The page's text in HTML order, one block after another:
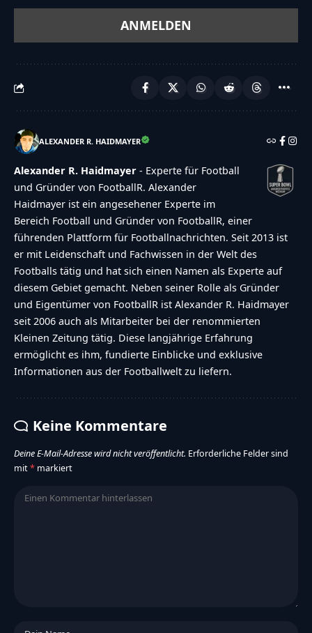
ALEXANDER R. HAIDMAYER
Alexander R. Haidmayer - Experte für Football
und Gründer von FootballR. Alexander
Haidmayer ist ein angesehener Experte im
Bereich Football und Gründer von FootballR, einer
führenden Plattform für Footballnachrichten. Seit 2013 ist
er mit Leidenschaft und Fachwissen in der Welt des
Footballs tätig und hat sich einen Namen als Experte auf
diesem Gebiet gemacht. Neben seiner Rolle als Gründer
und Eigentümer von FootballR ist Alexander R. Haidmayer
seit 2006 auch als Mitarbeiter bei der renommierten
Kleinen Zeitung tätig. Diese langjährige Erfahrung
ermöglicht es ihm, fundierte Einblicke und exklusive
Informationen aus der Footballwelt zu liefern.
Keine Kommentare
Deine E-Mail-Adresse wird nicht veröffentlicht. Erforderliche Felder sind
mit* markiert